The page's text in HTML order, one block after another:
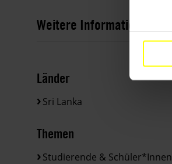
Weitere Informationen
Länder
Sri Lanka
Themen
Studierende & Schüler*innen